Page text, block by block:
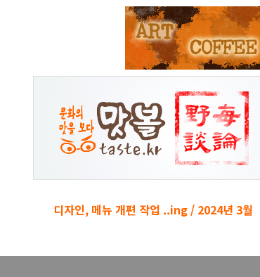
디자인, 메뉴 개편 작업 ..ing / 2024년 3월